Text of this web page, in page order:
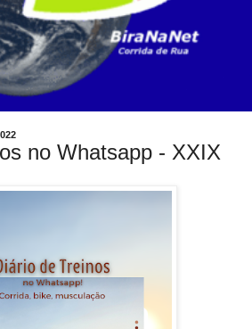
no Whatsapp - XXIX